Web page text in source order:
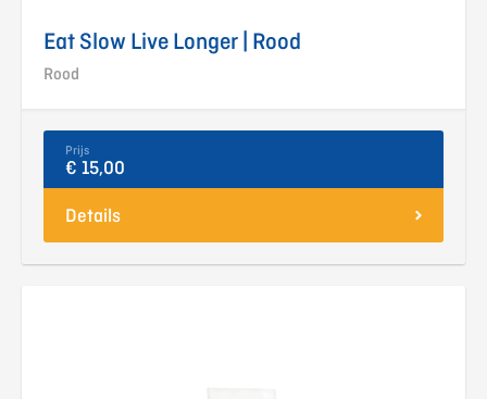
Eat Slow Live Longer | Rood
Rood
Prijs
€ 15,00
Details